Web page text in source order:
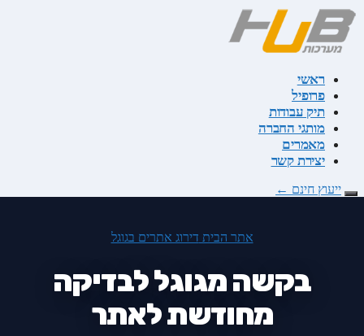
דלג
לתוכן
ראשי
פרופיל
תיק עבודות
מותגי החברה
מאמרים
יצירת קשר
ייעוץ חינם ←
אתר הבית דירוג אתרים בגוגל
בקשה מגוגל לבדיקה
מחודשת לאתר